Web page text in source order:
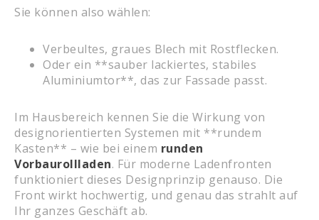
Sie können also wählen:
Verbeultes, graues Blech mit Rostflecken.
Oder ein **sauber lackiertes, stabiles
Aluminiumtor**, das zur Fassade passt.
Im Hausbereich kennen Sie die Wirkung von
designorientierten Systemen mit **rundem
Kasten** – wie bei einem runden
Vorbaurollladen. Für moderne Ladenfronten
funktioniert dieses Designprinzip genauso. Die
Front wirkt hochwertig, und genau das strahlt auf
Ihr ganzes Geschäft ab.